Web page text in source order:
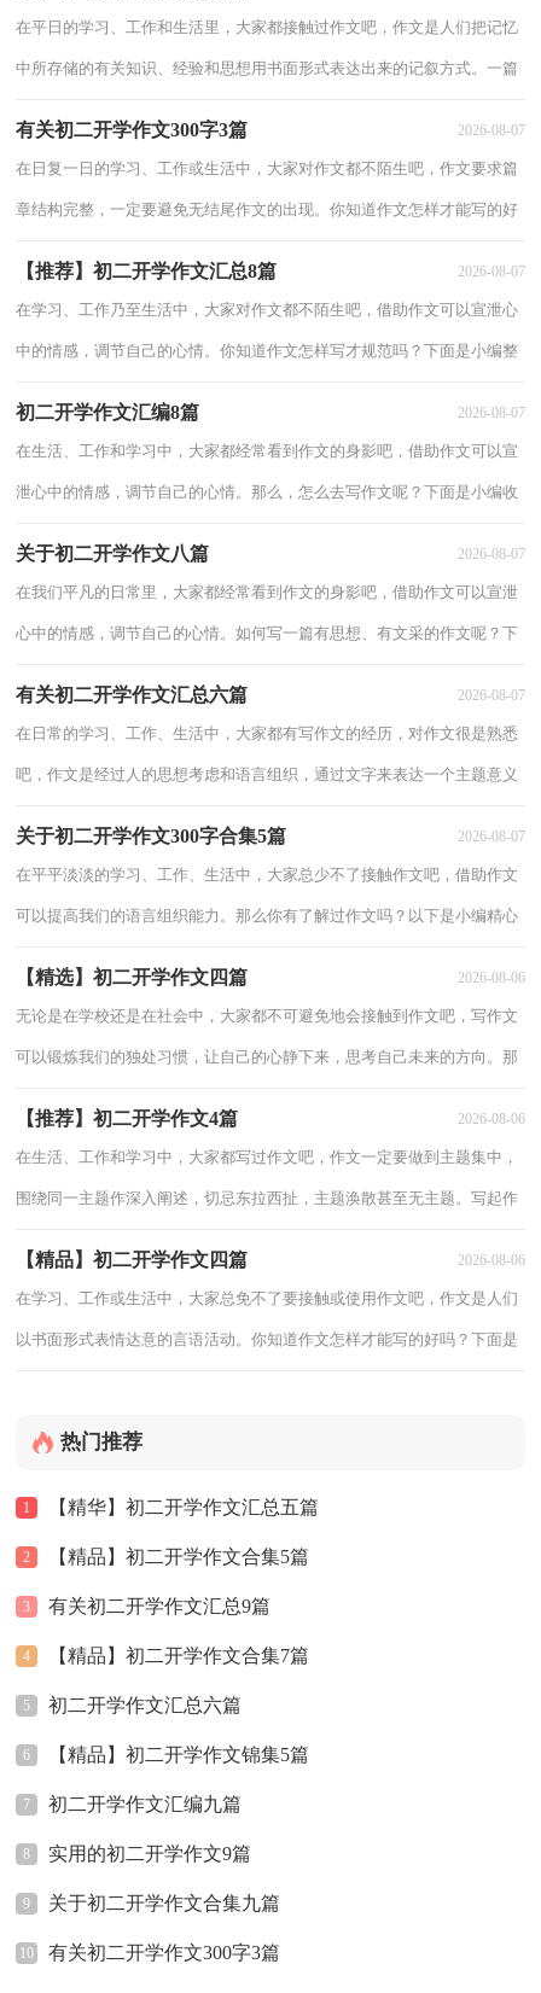
在平日的学习、工作和生活里，大家都接触过作文吧，作文是人们把记忆
中所存储的有关知识、经验和思想用书面形式表达出来的记叙方式。一篇
有关初二开学作文300字3篇 2026-08-07
在日复一日的学习、工作或生活中，大家对作文都不陌生吧，作文要求篇
章结构完整，一定要避免无结尾作文的出现。你知道作文怎样才能写的好
【推荐】初二开学作文汇总8篇 2026-08-07
在学习、工作乃至生活中，大家对作文都不陌生吧，借助作文可以宣泄心
中的情感，调节自己的心情。你知道作文怎样写才规范吗？下面是小编整
初二开学作文汇编8篇 2026-08-07
在生活、工作和学习中，大家都经常看到作文的身影吧，借助作文可以宣
泄心中的情感，调节自己的心情。那么，怎么去写作文呢？下面是小编收
关于初二开学作文八篇 2026-08-07
在我们平凡的日常里，大家都经常看到作文的身影吧，借助作文可以宣泄
心中的情感，调节自己的心情。如何写一篇有思想、有文采的作文呢？下
有关初二开学作文汇总六篇 2026-08-07
在日常的学习、工作、生活中，大家都有写作文的经历，对作文很是熟悉
吧，作文是经过人的思想考虑和语言组织，通过文字来表达一个主题意义
关于初二开学作文300字合集5篇 2026-08-07
在平平淡淡的学习、工作、生活中，大家总少不了接触作文吧，借助作文
可以提高我们的语言组织能力。那么你有了解过作文吗？以下是小编精心
【精选】初二开学作文四篇 2026-08-06
无论是在学校还是在社会中，大家都不可避免地会接触到作文吧，写作文
可以锻炼我们的独处习惯，让自己的心静下来，思考自己未来的方向。那
【推荐】初二开学作文4篇 2026-08-06
在生活、工作和学习中，大家都写过作文吧，作文一定要做到主题集中，
围绕同一主题作深入阐述，切忌东拉西扯，主题涣散甚至无主题。写起作
【精品】初二开学作文四篇 2026-08-06
在学习、工作或生活中，大家总免不了要接触或使用作文吧，作文是人们
以书面形式表情达意的言语活动。你知道作文怎样才能写的好吗？下面是
热门推荐
1 【精华】初二开学作文汇总五篇
2 【精品】初二开学作文合集5篇
3 有关初二开学作文汇总9篇
4 【精品】初二开学作文合集7篇
5 初二开学作文汇总六篇
6 【精品】初二开学作文锦集5篇
7 初二开学作文汇编九篇
8 实用的初二开学作文9篇
9 关于初二开学作文合集九篇
10 有关初二开学作文300字3篇